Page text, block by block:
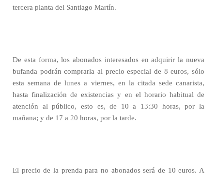
tercera planta del Santiago Martín.
De esta forma, los abonados interesados en adquirir la nueva
bufanda podrán comprarla al precio especial de 8 euros, sólo
esta semana de lunes a viernes, en la citada sede canarista,
hasta finalización de existencias y en el horario habitual de
atención al público, esto es, de 10 a 13:30 horas, por la
mañana; y de 17 a 20 horas, por la tarde.
El precio de la prenda para no abonados será de 10 euros. A